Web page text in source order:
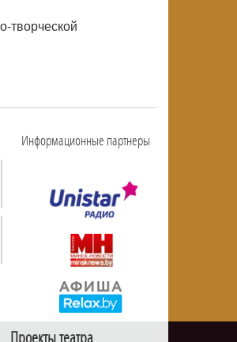
творческой
Информационные партнеры
Проекты театра